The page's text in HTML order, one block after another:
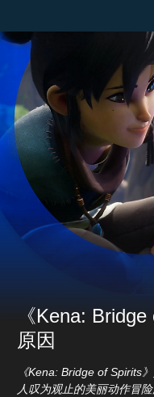
《Kena:
原因
《Kena: Bridge of Spirits
人叹为观止的美丽动作冒险